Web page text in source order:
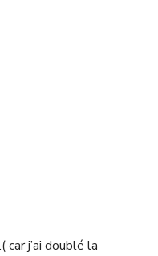
j’ai doublé la